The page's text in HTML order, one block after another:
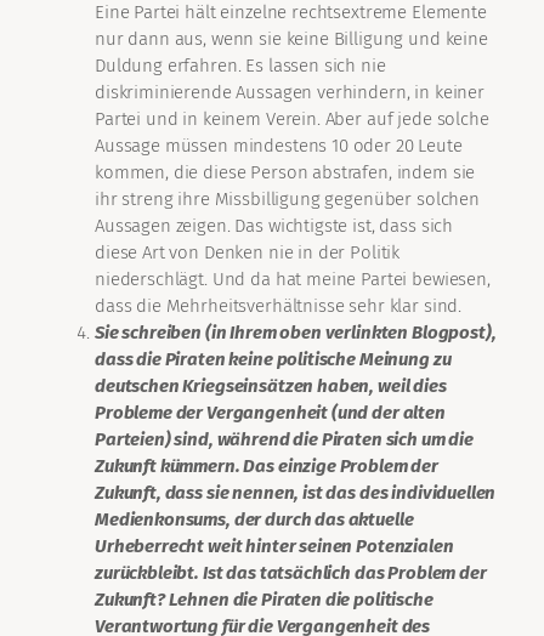
Eine Partei hält einzelne rechtsextreme Elemente
nur dann aus, wenn sie keine Billigung und keine
Duldung erfahren. Es lassen sich nie
diskriminierende Aussagen verhindern, in keiner
Partei und in keinem Verein. Aber auf jede solche
Aussage müssen mindestens 10 oder 20 Leute
kommen, die diese Person abstrafen, indem sie
ihr streng ihre Missbilligung gegenüber solchen
Aussagen zeigen. Das wichtigste ist, dass sich
diese Art von Denken nie in der Politik
niederschlägt. Und da hat meine Partei bewiesen,
dass die Mehrheitsverhältnisse sehr klar sind.
Sie schreiben (in Ihrem oben verlinkten Blogpost),
dass die Piraten keine politische Meinung zu
deutschen Kriegseinsätzen haben, weil dies
Probleme der Vergangenheit (und der alten
Parteien) sind, während die Piraten sich um die
Zukunft kümmern. Das einzige Problem der
Zukunft, dass sie nennen, ist das des individuellen
Medienkonsums, der durch das aktuelle
Urheberrecht weit hinter seinen Potenzialen
zurückbleibt. Ist das tatsächlich das Problem der
Zukunft? Lehnen die Piraten die politische
Verantwortung für die Vergangenheit des